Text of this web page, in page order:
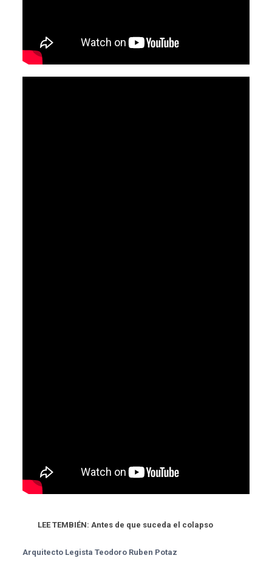
LEE TEMBIÉN: Antes de que suceda el colapso
Arquitecto Legista Teodoro Ruben Potaz